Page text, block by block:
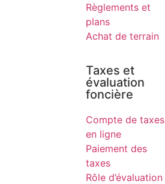
Règlements et
plans
Achat de terrain
Taxes et
évaluation
foncière
Compte de taxes
en ligne
Paiement des
taxes
Rôle d’évaluation